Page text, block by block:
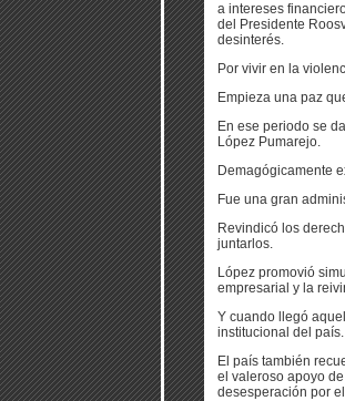
a intereses
del Presidente
desinterés.
Por vivir en la
Empieza una paz
En ese periodo se
López Pumarejo.
Demagógicamente
Fue una gran
Revindicó los
juntarlos.
López promovió
empresarial y la
Y cuando llegó
institucional del país.
El país también
el valeroso apoyo
desesperación por